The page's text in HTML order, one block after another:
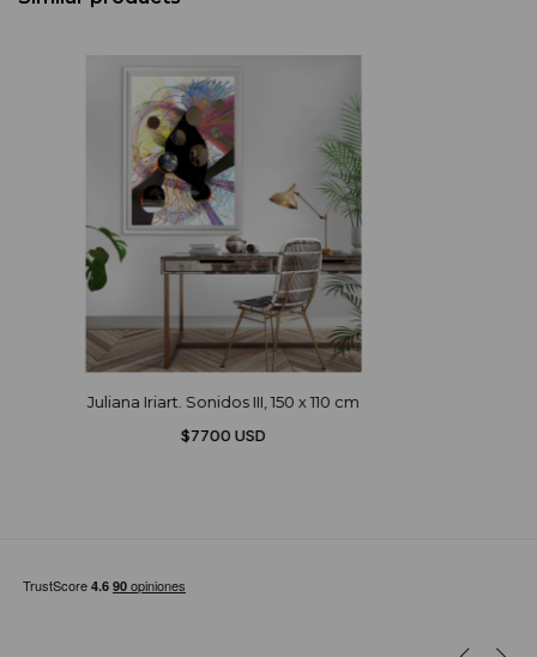
Juliana Iriart. Sonidos III, 150 x 110 cm
$7700 USD